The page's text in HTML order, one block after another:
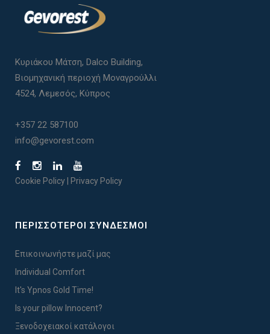
Κυριάκου Μάτση, Dalco Building,
Βιομηχανική περιοχή Μοναγρούλλι
4524, Λεμεσός, Κύπρος
+357 22 587100
info@gevorest.com
Cookie Policy Privacy Policy
ΠΕΡΙΣΣΟΤΕΡΟΙ ΣΥΝΔΕΣΜΟΙ
Επικοινωνήστε μαζί μας
Individual Comfort
It's Ypnos Gold Time!
Is your pillow Innocent?
Ξενοδοχειακοί κατάλογοι